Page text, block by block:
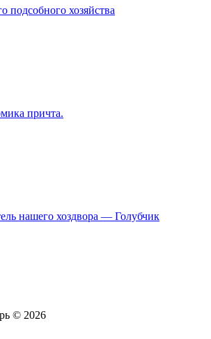
подсобного хозяйства
причта.
нашего хоздвора — Голубчик
© 2026